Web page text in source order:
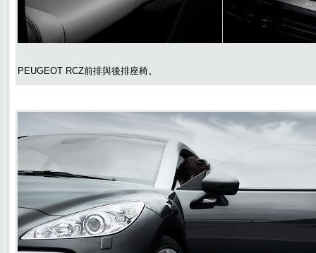
PEUGEOT RCZ前排與後排座椅。